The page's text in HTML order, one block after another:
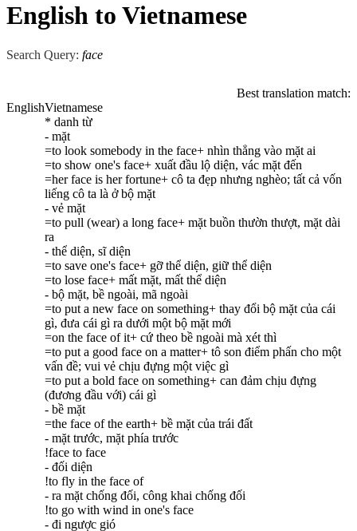
English to Vietnamese
Search Query: face
Best translation match:
EnglishVietnamese
* danh từ
- mặt
=to look somebody in the face+ nhìn thẳng vào mặt ai
=to show one's face+ xuất đầu lộ diện, vác mặt đến
=her face is her fortune+ cô ta đẹp nhưng nghèo; tất cả vốn
liếng cô ta là ở bộ mặt
- vẻ mặt
=to pull (wear) a long face+ mặt buồn thườn thượt, mặt dài
ra
- thể diện, sĩ diện
=to save one's face+ gỡ thể diện, giữ thể diện
=to lose face+ mất mặt, mất thể diện
- bộ mặt, bề ngoài, mã ngoài
=to put a new face on something+ thay đổi bộ mặt của cái
gì, đưa cái gì ra dưới một bộ mặt mới
=on the face of it+ cứ theo bề ngoài mà xét thì
=to put a good face on a matter+ tô son điểm phấn cho một
vấn đề; vui vẻ chịu đựng một việc gì
=to put a bold face on something+ can đảm chịu đựng
(đương đầu với) cái gì
- bề mặt
=the face of the earth+ bề mặt của trái đất
- mặt trước, mặt phía trước
!face to face
- đối diện
!to fly in the face of
- ra mặt chống đối, công khai chống đối
!to go with wind in one's face
- đi ngược gió